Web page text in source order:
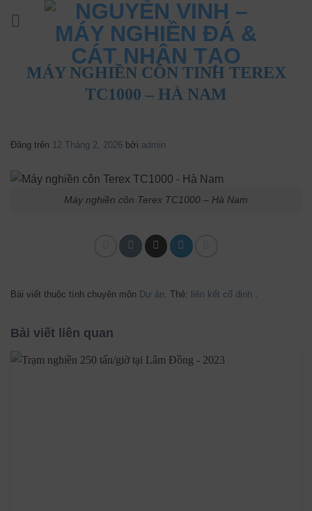
qua
MÁY NGHIỀN CÔN TINH TEREX
TC1000 – HÀ NAM
Đăng trên 12 Tháng 2, 2026 bởi admin
Máy nghiền côn Terex TC1000 – Hà Nam
Bài viết thuộc tính chuyên môn Dự án. Thẻ: liên kết cố định .
Bài viết liên quan